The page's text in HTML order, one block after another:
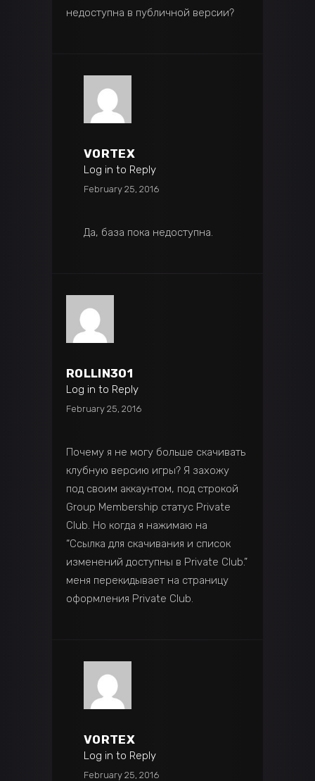
недоступна в публичной версии?
VORTEX
Log in to Reply
February 25, 2016
Да, база пока недоступна.
ROLLIN301
Log in to Reply
February 25, 2016
Почему я не могу больше скачивать
клубную версию игры? Я захожу
под своим аккаунтом, под строкой
Group Membership статус Private
Club. Но когда я нажимаю на
“Ссылка для скачивания и список
изменений доступны в Private Club.”
меня перекидывает на страницу
оформления Private Club.
VORTEX
Log in to Reply
February 25, 2016